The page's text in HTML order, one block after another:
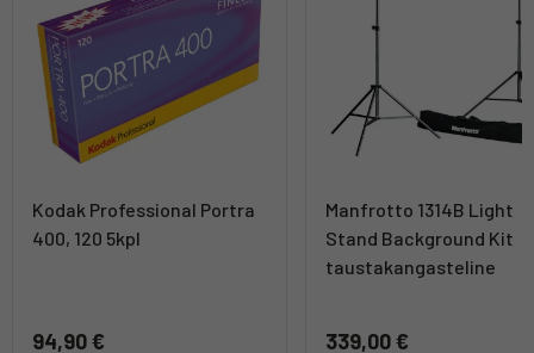
Kodak Professional Portra
400, 120 5kpl
94,90 €
Manfrotto 1314B Light
Stand Background Kit
taustakangasteline
339,00 €